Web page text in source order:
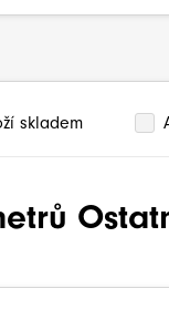
skladem